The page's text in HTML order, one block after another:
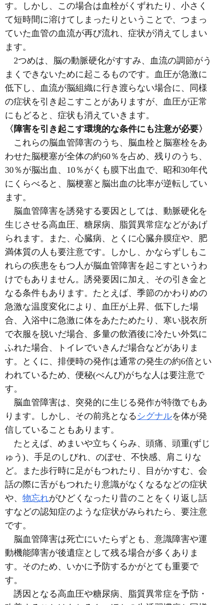
す。しかし、この場合は血栓がくずれたり、小さく
て短時間に溶けてしまったりということで、つまっ
ていた血管の血流が再び流れ、症状が消えてしまい
ます。
2つめは、脳の動脈硬化がすすみ、血流の調節がう
まくできないために起こるものです。血圧が急激に
低下し、血流が脳組織に行き渡らない場合に、同様
の症状を引き起こすことがありますが、血圧が正常
にもどると、症状も消えていきます。
〈障害を引き起こす環境的な条件にも注意が必要〉
これらの脳血管障害のうち、脳血栓と脳塞栓をあ
わせた脳梗塞が全体の約60％を占め、残りのうち、
30％が脳出血、10％がくも膜下出血で、昭和30年代
にくらべると、脳梗塞と脳出血の比率が逆転してい
ます。
脳血管障害を誘発する要因としては、動脈硬化を
生じさせる高血圧、糖尿病、脂質異常症などがあげ
られます。また、心臓病、とくに心臓弁膜症や、肥
満体質の人も要注意です。しかし、かならずしもこ
れらの疾患をもつ人が脳血管障害を起こすというわ
けでもありません。誘発要因に加え、その引き金と
なる条件もあります。たとえば、季節のかわりめの
急激な温度変化により、血圧が上昇、低下した場
合、入浴中に急激に体をあたためたり、寒い脱衣所
で衣服を脱いだ場合、多量の飲酒後に冷たい外気に
ふれた場合、トイレでいきんだ場合などがありま
す。とくに、排便時の発作は通常の発生の約6倍とい
われているため、便秘(べんぴ)がちな人は要注意で
す。
脳血管障害は、突発的に生じる発作が特徴でもあ
ります。しかし、その前兆となる シグナルを体が発
信していることもあります。
たとえば、めまいや立ちくらみ、頭痛、頭重(ずじ
ゅう)、手足のしびれ、のぼせ、不快感、肩こりな
ど。また歩行時に足がもつれたり、目がかすむ、会
話の際に舌がもつれたり意識がなくなるなどの症状
や、 物忘れがひどくなったり昔のことをくり返し話
すなどの認知症のような症状がみられたら、要注意
です。
脳血管障害は死亡にいたらずとも、意識障害や運
動機能障害が後遺症として残る場合が多くありま
す。そのため、いかに予防するかがとても重要で
す。
誘因となる高血圧や糖尿病、脂質異常症を予防・